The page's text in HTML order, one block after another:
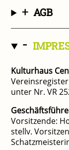
+ AGB
-
Kulturhaus
unter Nr. VR
Vorsitzende:
stellv.